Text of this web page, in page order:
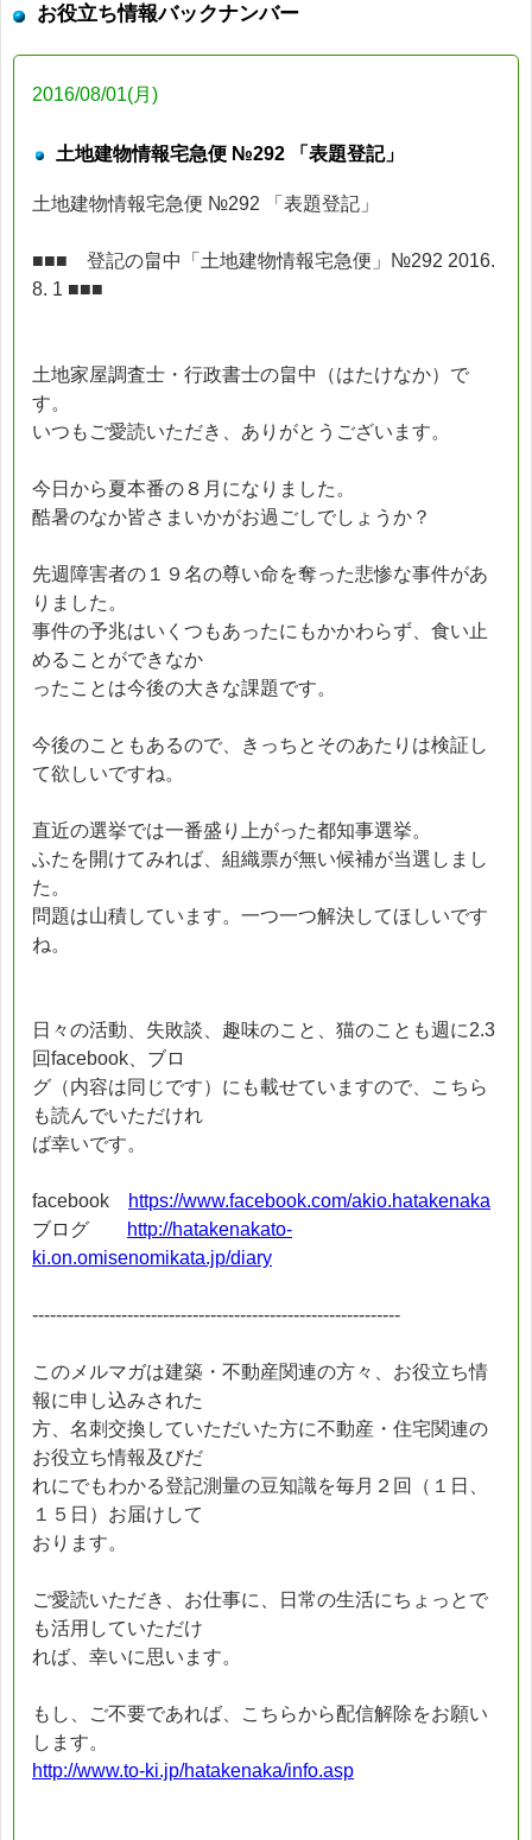
お役立ち情報バックナンバー
2016/08/01(月)
土地建物情報宅急便 №292 「表題登記」
土地建物情報宅急便 №292 「表題登記」
■■■ 登記の畠中「土地建物情報宅急便」№292 2016.
8. 1 ■■■
土地家屋調査士・行政書士の畠中（はたけなか）で
す。
いつもご愛読いただき、ありがとうございます。
今日から夏本番の８月になりました。
酷暑のなか皆さまいかがお過ごしでしょうか？
先週障害者の１９名の尊い命を奪った悲惨な事件があ
りました。
事件の予兆はいくつもあったにもかかわらず、食い止
めることができなか
ったことは今後の大きな課題です。
今後のこともあるので、きっちとそのあたりは検証し
て欲しいですね。
直近の選挙では一番盛り上がった都知事選挙。
ふたを開けてみれば、組織票が無い候補が当選しまし
た。
問題は山積しています。一つ一つ解決してほしいです
ね。
日々の活動、失敗談、趣味のこと、猫のことも週に2.3
回facebook、ブロ
グ（内容は同じです）にも載せていますので、こちら
も読んでいただけれ
ば幸いです。
facebook
https://www.facebook.com/akio.hatakenaka
ブログ
http://hatakenakato-
ki.on.omisenomikata.jp/diary
--------------------------------------------------------------
このメルマガは建築・不動産関連の方々、お役立ち情
報に申し込みされた
方、名刺交換していただいた方に不動産・住宅関連の
お役立ち情報及びだ
れにでもわかる登記測量の豆知識を毎月２回（１日、
１５日）お届けして
おります。
ご愛読いただき、お仕事に、日常の生活にちょっとで
も活用していただけ
れば、幸いに思います。
もし、ご不要であれば、こちらから配信解除をお願い
します。
http://www.to-ki.jp/hatakenaka/info.asp